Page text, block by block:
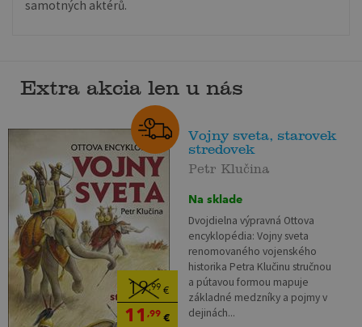
samotných aktérů.
Extra akcia len u nás
19,99 €
11 ,99€
Vojny sveta, starovek
stredovek
Petr Klučina
Na sklade
Dvojdielna výpravná Ottova
encyklopédia: Vojny sveta
renomovaného vojenského
historika Petra Klučinu stručnou
a pútavou formou mapuje
základné medzníky a pojmy v
dejinách...